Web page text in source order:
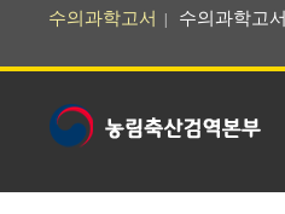
수의과학고서 수의과학고서